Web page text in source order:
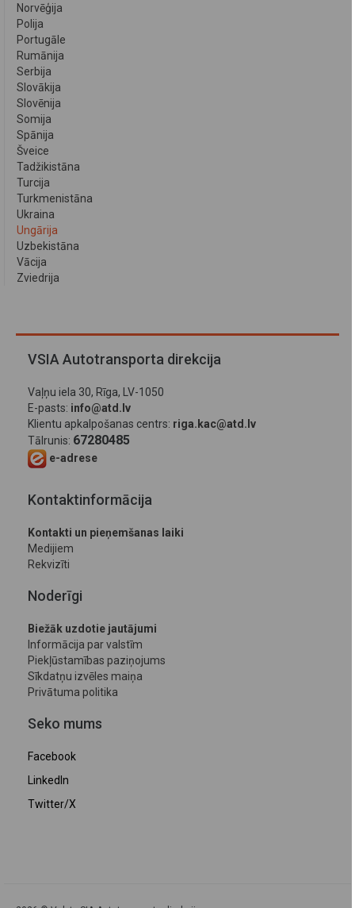
Norvēģija
Polija
Portugāle
Rumānija
Serbija
Slovākija
Slovēnija
Somija
Spānija
Šveice
Tadžikistāna
Turcija
Turkmenistāna
Ukraina
Ungārija
Uzbekistāna
Vācija
Zviedrija
VSIA Autotransporta direkcija
Vaļņu iela 30, Rīga, LV-1050
E-pasts: info@atd.lv
Klientu apkalpošanas centrs: riga.kac@atd.lv
Tālrunis: 67280485
e-adrese
Kontaktinformācija
Kontakti un pieņemšanas laiki
Medijiem
Rekvizīti
Noderīgi
Biežāk uzdotie jautājumi
Informācija par valstīm
Piekļūstamības paziņojums
Sīkdatņu izvēles maiņa
Privātuma politika
Seko mums
Facebook
LinkedIn
Twitter/X